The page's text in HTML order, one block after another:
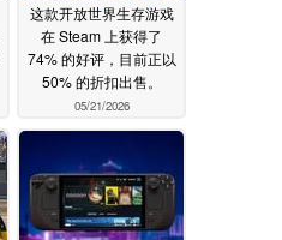
这款开放世界生存游戏
在 Steam 上获得了
74% 的好评，目前正以
50% 的折扣出售。
05/21/2026